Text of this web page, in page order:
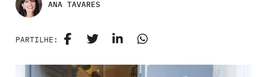
ANA TAVARES
PARTILHE: